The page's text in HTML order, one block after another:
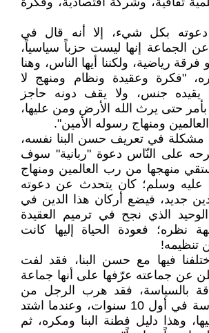
بكل شيء، إلا أنه قال في
الجماعة إنها ليست حزباً سياسياً،
فرقة رياضية، ولكننا أيها الناس، وهنا
"فكرة وعقيدة ونظام ومنهج لا
يقيده جنس، ولا يقف دونه حاجز
بأمر حتى يرث الله الأرض ومن عليها،
ومنهاج رسوله الأمين".
مشكلة في تعريف حسن البنا نفسه،
على النّاس دعوة "ربانية" سوف
منهجها من رب العالمين ومنهاج
عليه وسلم؛ كان يتحدث عن دعوته
جديد، فيضع أركان هذا الدين في
الذي نجح في ترميم العقيدة
نظره؛ فعودة الحياة إليها كانت
تنظيمه!
فيها مع حسن البنا، فقد لفت
عن جماعته عرّفها على أنها جماعة
بالسياسة، فقد هرب الرجل من
الاشتغال في السياسة في أول 10 سنوات، وعندما اشتد
وهذا دليل فطنة البنا ومكره، ثم